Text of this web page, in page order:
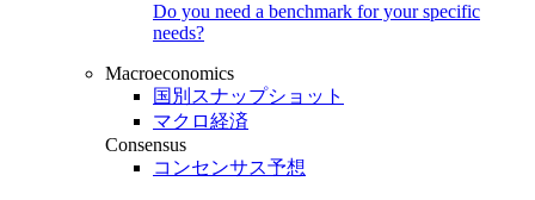
Do you need a benchmark for your specific
needs?
Macroeconomics
国別スナップショット
マクロ経済
Consensus
コンセンサス予想